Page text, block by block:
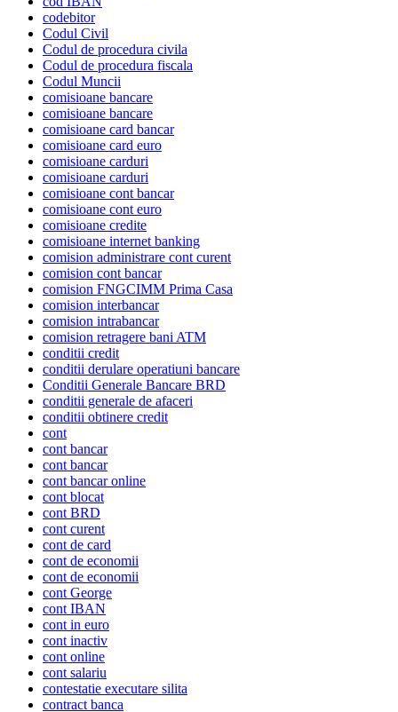
codebitor
Codul Civil
Codul de procedura civila
Codul de procedura fiscala
Codul Muncii
comisioane bancare
comisioane bancare
comisioane card bancar
comisioane card euro
comisioane carduri
comisioane carduri
comisioane cont bancar
comisioane cont euro
comisioane credite
comisioane internet banking
comision administrare cont curent
comision cont bancar
comision FNGCIMM Prima Casa
comision interbancar
comision intrabancar
comision retragere bani ATM
conditii credit
conditii derulare operatiuni bancare
Conditii Generale Bancare BRD
conditii generale de afaceri
conditii obtinere credit
cont
cont bancar
cont bancar
cont bancar online
cont blocat
cont BRD
cont curent
cont de card
cont de economii
cont de economii
cont George
cont IBAN
cont in euro
cont inactiv
cont online
cont salariu
contestatie executare silita
contract banca